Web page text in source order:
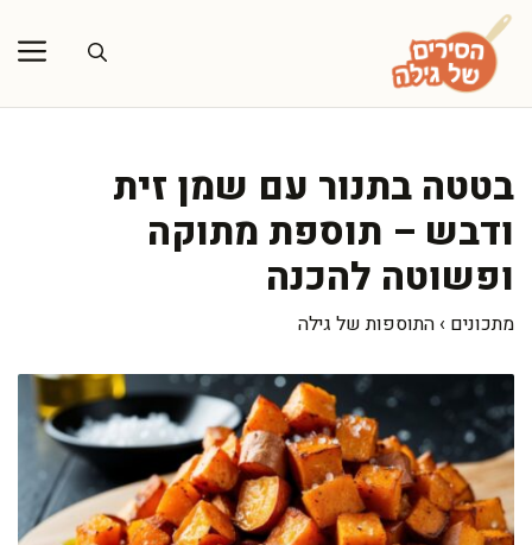
לדלג
לתוכן
בטטה בתנור עם שמן זית
ודבש – תוספת מתוקה
ופשוטה להכנה
מתכונים › התוספות של גילה